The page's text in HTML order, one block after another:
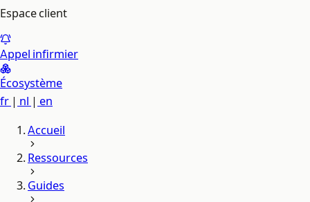
Espace client
Appel infirmier
Écosystème
fr | nl | en
Accueil
Ressources
Guides